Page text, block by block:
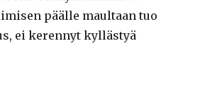
päälle maultaan tuo
ei kerennyt kyllästyä